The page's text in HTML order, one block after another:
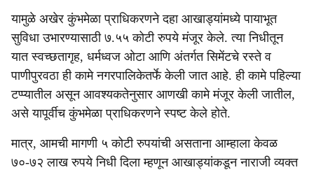
यामुळे अखेर कुंभमेळा प्राधिकरणने दहा आखाड्यांमध्ये पायाभूत
सुविधा उभारण्यासाठी ७.५५ कोटी रुपये मंजूर केले. त्या निधीतून
यात स्वच्छतागृह, धर्मध्वज ओटा आणि अंतर्गत सिमेंटचे रस्ते व
पाणीपुरवठा ही कामे नगरपालिकेतर्फे केली जात आहे. ही कामे पहिल्या
टप्प्यातील असून आवश्यकतेनुसार आणखी कामे मंजूर केली जातील,
असे यापूर्वीच कुंभमेळा प्राधिकरणने स्पष्ट केले होते.
मात्र, आमची मागणी ५ कोटी रुपयांची असताना आम्हाला केवळ
७०-७२ लाख रुपये निधी दिला म्हणून आखाड्यांकडून नाराजी व्यक्त